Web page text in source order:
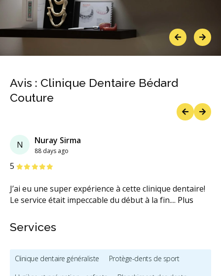
PreviousNext
Avis : Clinique Dentaire Bédard
Couture
N Nuray Sirma
88 days ago
5 étoiles
J’ai eu une super expérience à cette clinique dentaire!
Le service était impeccable du début à la fin.... Plus
étoiles
étoiles
étoiles
étoiles
Services
Clinique dentaire généraliste
Protège-dents de sport